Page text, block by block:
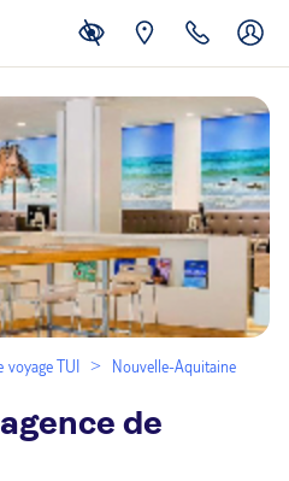
TUI
Nouvelle-Aquitaine
de